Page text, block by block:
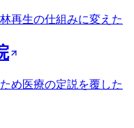
再生の仕組みに変えた
め医療の定説を覆した